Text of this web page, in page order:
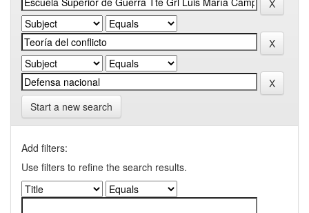
Start a new search
Add filters:
Use filters to refine the search results.